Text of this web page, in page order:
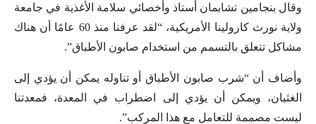
وقال بنجامين تشابمان أستاذ وأخصائي سلامة الأغذية في جامعة
ولاية نورث كارولينا الأمريكية، “لقد عرفنا منذ 60 عامًا أن هناك
مشاكل تتعلق بالتسمم من استخدام صابون الأطباق”.
وأضاف أن “شرب صابون الأطباق أو تناوله يمكن أن يؤدي إلى
الغثيان، ويمكن أن يؤدي إلى اضطراب في المعدة، فمعدتنا
ليست مصممة للتعامل مع هذا المركب”.